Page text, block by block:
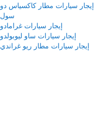
إيجار سيارات مطار كاكسياس دو
سول
إيجار سيارات غرامادو
إيجار سيارات ساو ليوبولدو
إيجار سيارات مطار ريو غراندي